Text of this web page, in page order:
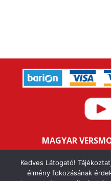
MAGYAR
Adószám:
Kedves Látogató!
élmény fokozásának